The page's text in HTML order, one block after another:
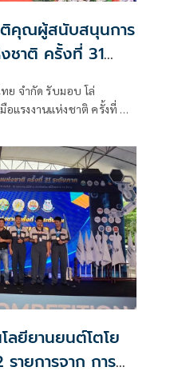
ติคุณผู้สนับสนุนการ
ชาติ ครั้งที่ 31
ย จำกัด รับมอบ โล่
แรงงานแห่งชาติ ครั้งที่ 31
ลยียานยนต์โตโย
รายการจาก การ